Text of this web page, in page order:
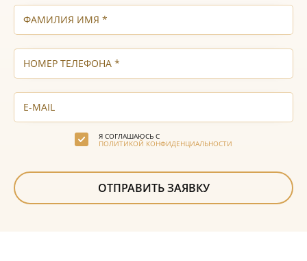
Фамилия Имя
Номер телефона
E-mail
ПОЛИТИКА КОНФИДЕНЦИАЛЬНОСТИ
Я СОГЛАШАЮСЬ С
ПОЛИТИКОЙ КОНФИДЕНЦИАЛЬНОСТИ